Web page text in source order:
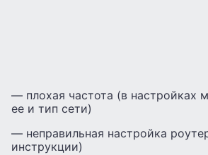
— плохая частота (в настройках
ее и тип сети)
— неправильная настройка
инструкции)